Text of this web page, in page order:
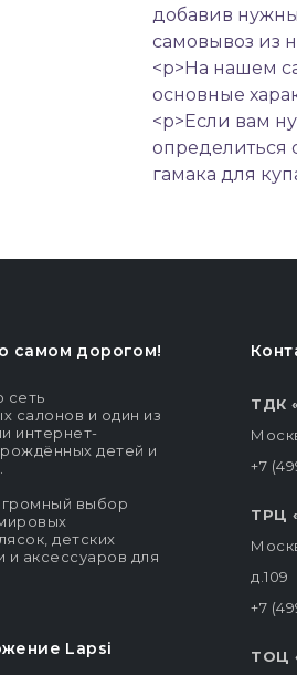
добавив
самовывоз из
<p>На нашем
основные
<p>Если вам
определиться
гамака для
самом дорогом!
сеть
салонов и один из
интернет-
детей и
выбор
детских
и аксессуаров для
Lapsi
ТДК
+7
ТРЦ
д.109
+7
ТОЦ